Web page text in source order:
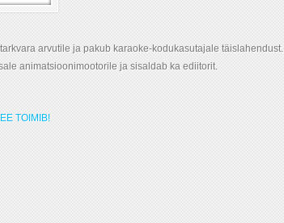
arvutile ja pakub karaoke-kodukasutajale täislahendust.
animatsioonimootorile ja sisaldab ka ediitorit.
TOIMIB!